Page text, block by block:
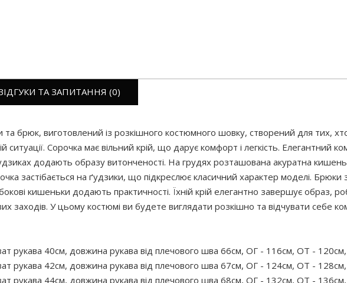
ТА ЗАПИТАННЯ (0)
та брюк, виготовлений із розкішного костюмного шовку, створений для тих,
Сорочка має вільний крій, що дарує комфорт і легкість. Елегантний
додають образу витонченості. На грудях розташована акуратна
застібається на ґудзики, що підкреслює класичний характер моделі. Брюки
кишеньки додають практичності. Їхній крій елегантно завершує образ,
заходів. У цьому костюмі ви будете виглядати розкішно та відчувати себе
рукава 40см, довжина рукава від плечового шва 66см, ОГ - 116см, ОТ -
рукава 42см, довжина рукава від плечового шва 67см, ОГ - 124см, ОТ -
рукава 44см, довжина рукава від плечового шва 68см, ОГ - 132см, ОТ -